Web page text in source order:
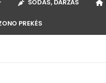
SODAS, DARŽAS
PREKĖS